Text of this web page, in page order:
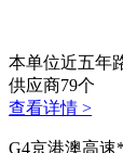
本单位近五年
供应商79个
查看详情 >
G4京港澳高